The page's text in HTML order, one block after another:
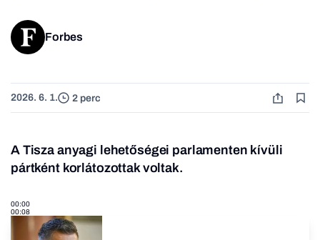
Forbes
2026. 6. 1. 2 perc
A Tisza anyagi lehetőségei parlamenten kívüli
pártként korlátozottak voltak.
00:00
00:08